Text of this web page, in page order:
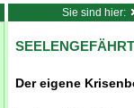
Sie sind hier:
Der eigene